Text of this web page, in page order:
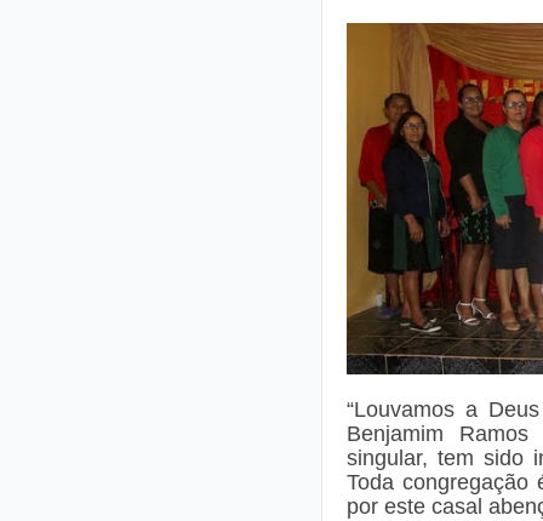
“Louvamos a
Benjamim
singular, tem sido
Toda congregação
por este casal